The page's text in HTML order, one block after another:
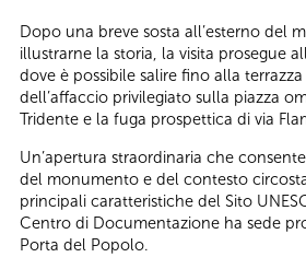
Dopo una breve sosta all’esterno del
illustrarne la storia, la visita prosegue
dove è possibile salire fino alla
dell’affaccio privilegiato sulla piazza
Tridente e la fuga prospettica di via
Un’apertura straordinaria che
del monumento e del contesto
principali caratteristiche del Sito
Centro di Documentazione ha sede
Porta del Popolo.